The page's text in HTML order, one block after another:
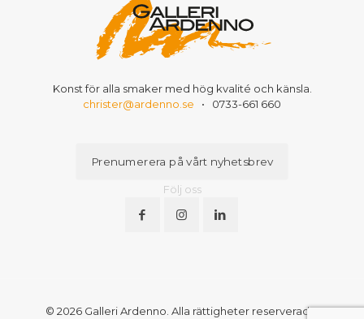
Konst för alla smaker med hög kvalité och känsla.
christer@ardenno.se • 0733-661 660
Prenumerera på vårt nyhetsbrev
Följ oss
© 2026 Galleri Ardenno. Alla rättigheter reserverade.